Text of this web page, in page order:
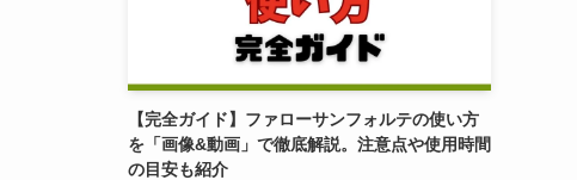
【完全ガイド】ファローサンフォルテの使い方
を「画像&動画」で徹底解説。注意点や使用時間
の目安も紹介